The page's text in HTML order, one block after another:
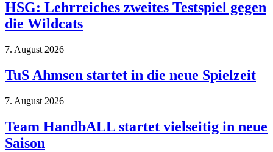
HSG: Lehrreiches zweites Testspiel gegen
die Wildcats
7. August 2026
TuS Ahmsen startet in die neue Spielzeit
7. August 2026
Team HandbALL startet vielseitig in neue
Saison